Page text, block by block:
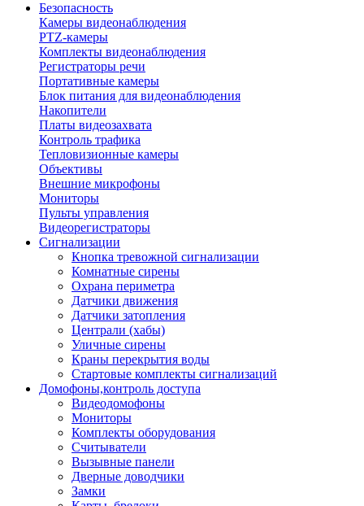
Безопасность
Камеры видеонаблюдения
PTZ-камеры
Комплекты видеонаблюдения
Регистраторы речи
Портативные камеры
Блок питания для видеонаблюдения
Накопители
Платы видеозахвата
Контроль трафика
Тепловизионные камеры
Объективы
Внешние микрофоны
Мониторы
Пульты управления
Видеорегистраторы
Сигнализации
Кнопка тревожной сигнализации
Комнатные сирены
Охрана периметра
Датчики движения
Датчики затопления
Централи (хабы)
Уличные сирены
Краны перекрытия воды
Стартовые комплекты сигнализаций
Домофоны,контроль доступа
Видеодомофоны
Мониторы
Комплекты оборудования
Считыватели
Вызывные панели
Дверные доводчики
Замки